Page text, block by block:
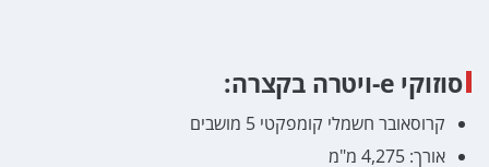
סוזוקי e-ויטרה בקצרה:
קרוסאובר חשמלי קומפקטי 5 מושבים
אורך: 4,275 מ"מ